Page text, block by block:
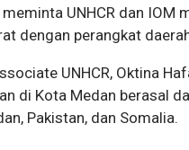
UNHCR dan IOM
dengan perangkat
UNHCR, Oktina
di Kota Medan berasal
Pakistan, dan Somalia.